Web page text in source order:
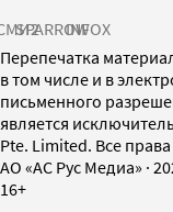
SPARROWINFOX
Перепечатка
в том числе и в
письменного
является
Pte. Limited. Все
AO «АС Рус Медиа» ·
16+